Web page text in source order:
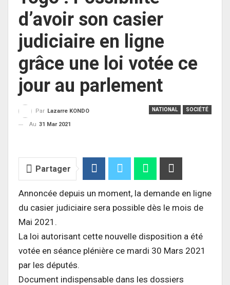
d’avoir son casier
judiciaire en ligne
grâce une loi votée ce
jour au parlement
NATIONAL SOCIÉTÉ
Par Lazarre KONDO
Au 31 Mar 2021
Partager
Annoncée depuis un moment, la demande en ligne
du casier judiciaire sera possible dès le mois de
Mai 2021.
La loi autorisant cette nouvelle disposition a été
votée en séance plénière ce mardi 30 Mars 2021
par les députés.
Document indispensable dans les dossiers